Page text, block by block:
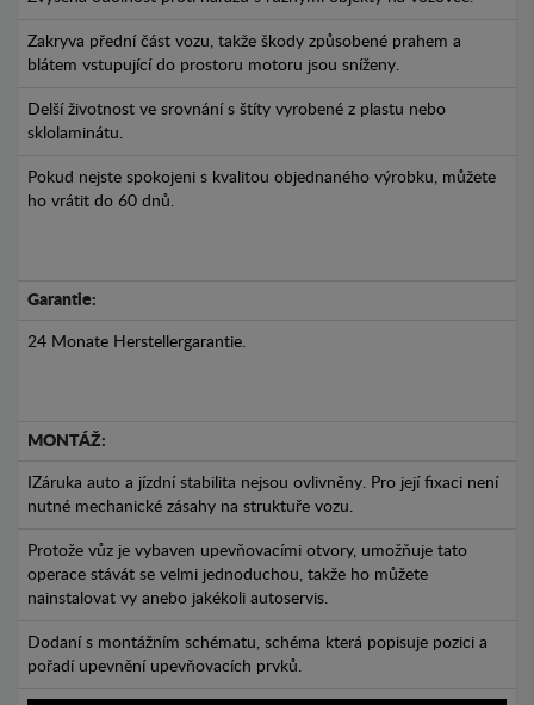
Zakryva přední část vozu, takže škody způsobené prahem a
blátem vstupující do prostoru motoru jsou sníženy.
Delší životnost ve srovnání s štíty vyrobené z plastu nebo
sklolaminátu.
Pokud nejste spokojeni s kvalitou objednaného výrobku, můžete
ho vrátit do 60 dnů.
Garantie:
24 Monate Herstellergarantie.
MONTÁŽ:
IZáruka auto a jízdní stabilita nejsou ovlivněny. Pro její fixaci není
nutné mechanické zásahy na struktuře vozu.
Protože vůz je vybaven upevňovacími otvory, umožňuje tato
operace stávát se velmi jednoduchou, takže ho můžete
nainstalovat vy anebo jakékoli autoservis.
Dodaní s montážním schématu, schéma která popisuje pozici a
pořadí upevnění upevňovacích prvků.